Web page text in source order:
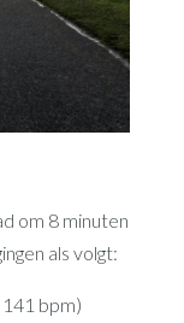
om 8 minuten
als volgt:
bpm)